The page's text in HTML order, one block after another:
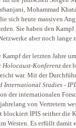
Mohammad
sich heute massiven
Sie haben den
aber noch lange
Kampf der letzten Jahre
Holocaust-Konferenz der
war. Mit der
International Studies -
der internationalen
von Vertretern
blockiert IPIS seither die
Westen. Es erfüllt damit